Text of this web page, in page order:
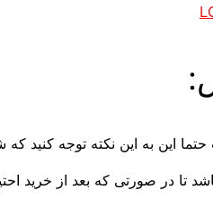
این به این نکته توجه کنید که
تا در صورتی که بعد از خرید